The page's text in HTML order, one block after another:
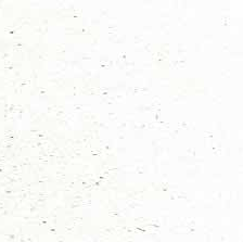
Activiteiten agenda